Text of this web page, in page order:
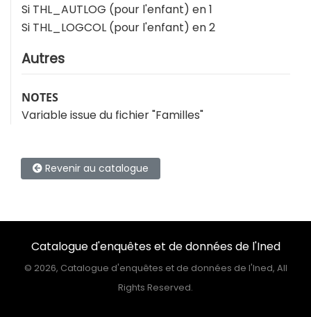
Si THL_AUTLOG (pour l'enfant) en 1
Si THL_LOGCOL (pour l'enfant) en 2
Autres
NOTES
Variable issue du fichier "Familles"
Revenir au catalogue
Catalogue d'enquêtes et de données de l'Ined
© 2026, Catalogue d'enquêtes et de données de l'Ined, All
Rights Reserved.